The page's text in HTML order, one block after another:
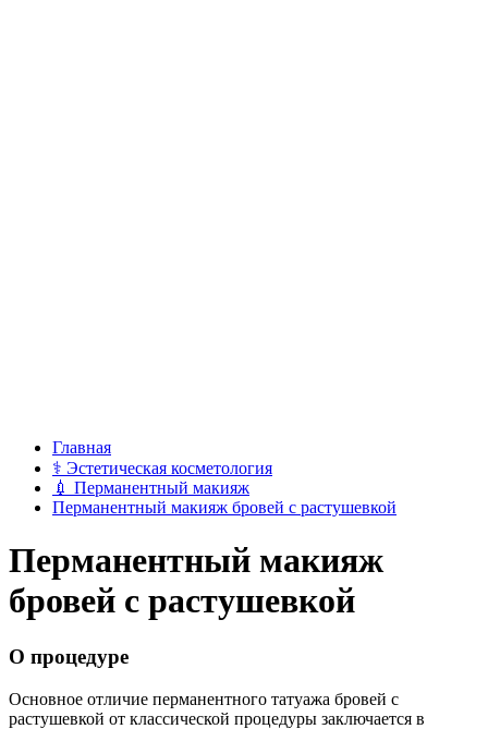
Главная
⚕ Эстетическая косметология
💉 Перманентный макияж
Перманентный макияж бровей с растушевкой
Перманентный макияж
бровей с растушевкой
О процедуре
Основное отличие перманентного татуажа бровей с
растушевкой от классической процедуры заключается в